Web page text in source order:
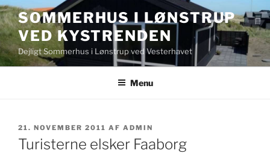
Videre
til
indhold
SOMMERHUS I LØNSTRUP
VED KYSTRENDEN
Dejligt Sommerhus i Lønstrup ved Vesterhavet
Menu
UDGIVET
DEN
21. NOVEMBER 2011 AF ADMIN
Turisterne elsker Faaborg